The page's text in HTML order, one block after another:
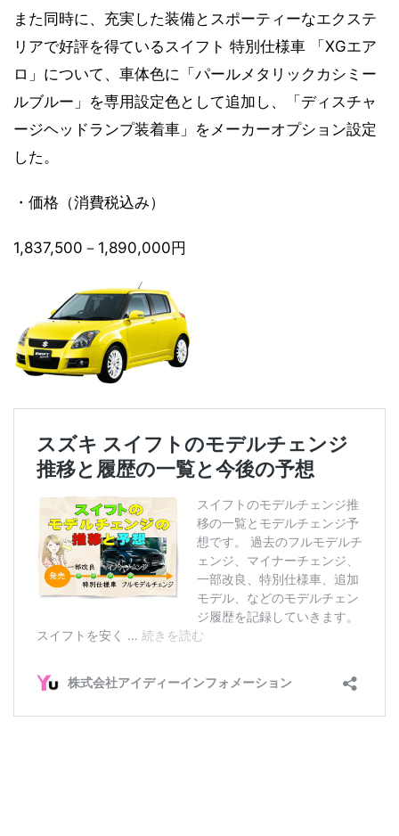
また同時に、充実した装備とスポーティーなエクステ
リアで好評を得ているスイフト 特別仕様車 「XGエア
ロ」について、車体色に「パールメタリックカシミー
ルブルー」を専用設定色として追加し、「ディスチャ
ージヘッドランプ装着車」をメーカーオプション設定
した。
・価格（消費税込み）
1,837,500－1,890,000円